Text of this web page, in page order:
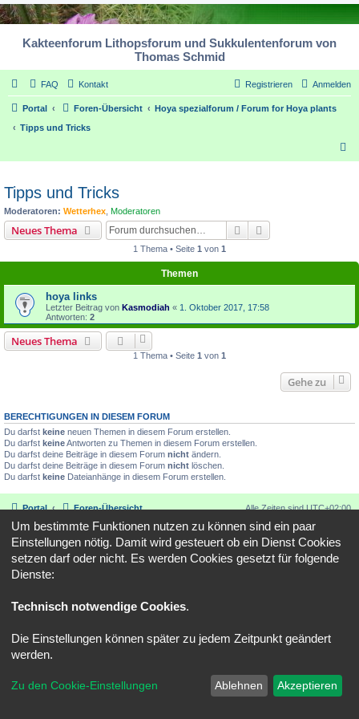
Kakteenforum Lithopsforum und Sukkulentenforum von
Thomas Schmid
FAQ Kontakt Anmelden
Registrieren
Portal Foren-Übersicht
Hoya spezialforum / Forum for Hoya plants
Tipps und Tricks
Tipps und Tricks
Moderatoren: Wetterhex Moderatoren
Neues Thema Suche
1 Thema • Seite 1 von 1
Themen
hoya links
Letzter Beitrag von Kasmodiah « 1. Oktober 2017, 17:58
Antworten: 2
Neues Thema
1 Thema • Seite 1 von 1
Gehe zu
BERECHTIGUNGEN IN DIESEM FORUM
Du darfst keine neuen Themen in diesem Forum erstellen.
Du darfst keineAntworten zu Themen in diesem Forum erstellen.
Du darfst deine Beiträge in diesem Forum nicht ändern.
Du darfst deine Beiträge in diesem Forum nicht löschen.
Du darfst keine Dateianhänge in diesem Forum erstellen.
Portal Foren-Übersicht Alle Zeiten sindUTC+02:00
Cookie-Einstellungen
Alle Cookies löschen
Impressum
Kontakt
Powered by phpBB® Forum Software © phpBB Limited
Um bestimmte Funktionen nutzen zu können sind ein paar
Einstellungen nötig. Damit wird gesteuert ob ein Dienst Cookies
setzen darf oder nicht. Es werden Cookies gesetzt für folgende
Dienste:
Technisch notwendige Cookies.
Die Einstellungen können später zu jedem Zeitpunkt geändert
werden.
Zu den Cookie-Einstellungen Ablehnen Akzeptieren